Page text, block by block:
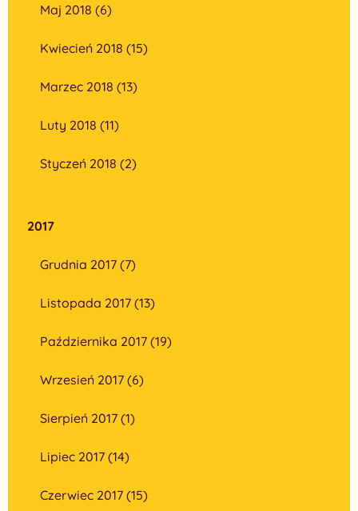
Maj 2018 (6)
Kwiecień 2018 (15)
Marzec 2018 (13)
Luty 2018 (11)
Styczeń 2018 (2)
2017
Grudnia 2017 (7)
Listopada 2017 (13)
Października 2017 (19)
Wrzesień 2017 (6)
Sierpień 2017 (1)
Lipiec 2017 (14)
Czerwiec 2017 (15)